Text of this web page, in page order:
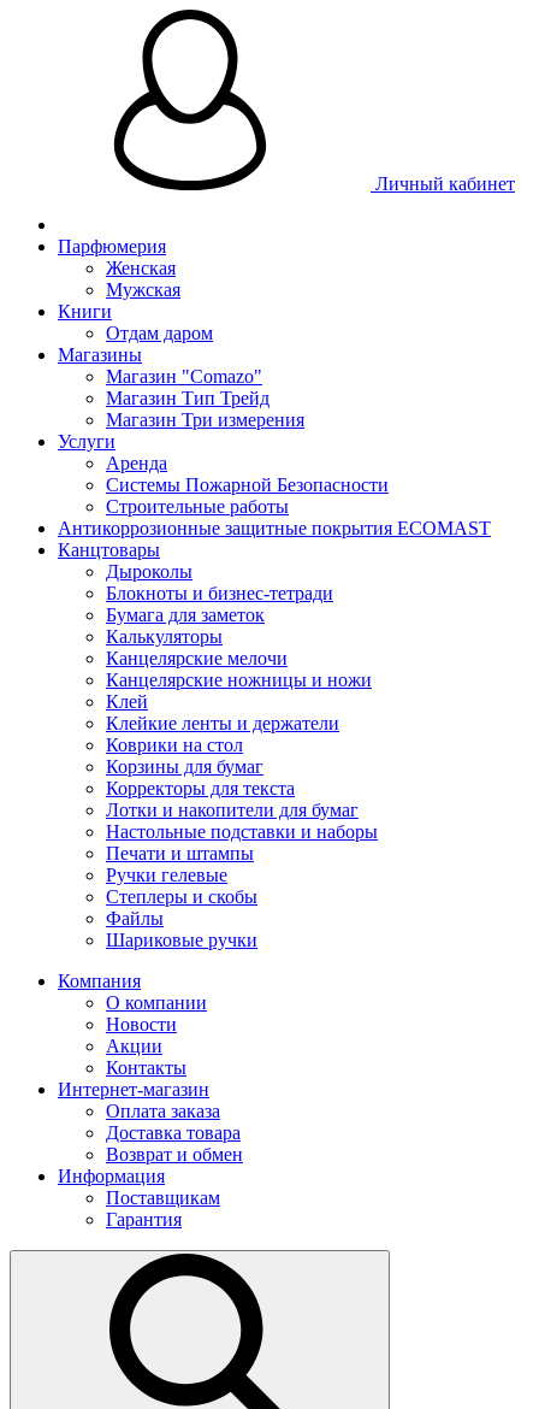
Личный кабинет
Парфюмерия
Женская
Мужская
Книги
Отдам даром
Магазины
Магазин "Comazo"
Магазин Тип Трейд
Магазин Три измерения
Услуги
Аренда
Системы Пожарной Безопасности
Строительные работы
Антикоррозионные защитные покрытия ECOMAST
Канцтовары
Дыроколы
Блокноты и бизнес-тетради
Бумага для заметок
Калькуляторы
Канцелярские мелочи
Канцелярские ножницы и ножи
Клей
Клейкие ленты и держатели
Коврики на стол
Корзины для бумаг
Корректоры для текста
Лотки и накопители для бумаг
Настольные подставки и наборы
Печати и штампы
Ручки гелевые
Степлеры и скобы
Файлы
Шариковые ручки
Компания
О компании
Новости
Акции
Контакты
Интернет-магазин
Оплата заказа
Доставка товара
Возврат и обмен
Информация
Поставщикам
Гарантия